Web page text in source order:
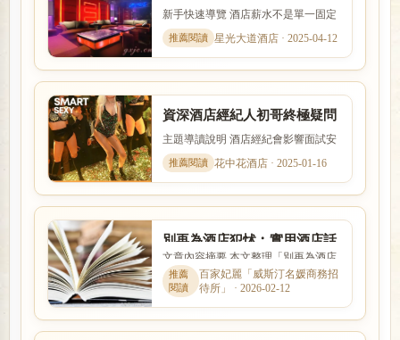
如！兼差，兼職、日領高薪
新手快速導覽 酒店薪水不是單一固定
數字，而是受到店型、出勤時段、節
數、客源與個人條件影響。...
星光大道酒店 · 2025-04-12
資深酒店經紀人初哥終極疑問
︰酒店小姐好不好把？
主題導讀說明 酒店經紀會影響面試安
排、工作介紹、薪資說明與新人安全
感。本文以「資深酒店經紀...
花中花酒店 · 2025-01-16
別再為酒店犯怵︰實用酒店話
術，你值得擁有
文章內容摘要 本文整理「別再為酒店
犯怵︰實用酒店話術，你值得擁有」
的核心重點，從新手最常遇...
百家妃麗「威斯汀名媛商務招
待所」 · 2026-02-12